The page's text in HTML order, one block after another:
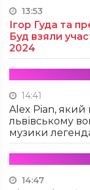
13:53
Ігор Гуда та
Буд взяли
2024
14:41
Alex Pian, який
львівському
музики
14:47